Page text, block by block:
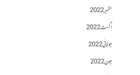
ستمبر 2022
اگست 2022
جولائی 2022
جون 2022